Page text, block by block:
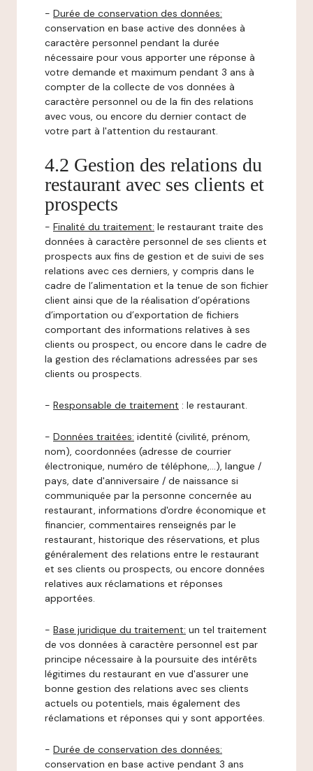
- Durée de conservation des données:
conservation en base active des données à
caractère personnel pendant la durée
nécessaire pour vous apporter une réponse à
votre demande et maximum pendant 3 ans à
compter de la collecte de vos données à
caractère personnel ou de la fin des relations
avec vous, ou encore du dernier contact de
votre part à l'attention du restaurant.
4.2 Gestion des relations du
restaurant avec ses clients et
prospects
- Finalité du traitement: le restaurant traite des
données à caractère personnel de ses clients et
prospects aux fins de gestion et de suivi de ses
relations avec ces derniers, y compris dans le
cadre de l’alimentation et la tenue de son fichier
client ainsi que de la réalisation d’opérations
d’importation ou d’exportation de fichiers
comportant des informations relatives à ses
clients ou prospect, ou encore dans le cadre de
la gestion des réclamations adressées par ses
clients ou prospects.
- Responsable de traitement : le restaurant.
- Données traitées: identité (civilité, prénom,
nom), coordonnées (adresse de courrier
électronique, numéro de téléphone,…), langue /
pays, date d'anniversaire / de naissance si
communiquée par la personne concernée au
restaurant, informations d'ordre économique et
financier, commentaires renseignés par le
restaurant, historique des réservations, et plus
généralement des relations entre le restaurant
et ses clients ou prospects, ou encore données
relatives aux réclamations et réponses
apportées.
- Base juridique du traitement: un tel traitement
de vos données à caractère personnel est par
principe nécessaire à la poursuite des intérêts
légitimes du restaurant en vue d'assurer une
bonne gestion des relations avec ses clients
actuels ou potentiels, mais également des
réclamations et réponses qui y sont apportées.
- Durée de conservation des données:
conservation en base active pendant 3 ans